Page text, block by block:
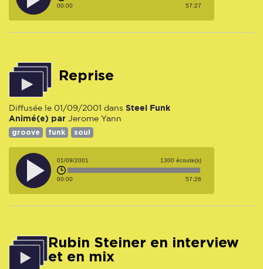
00:00 57:27
reprise
Diffusée le 01/09/2001 dans Steel Funk
Animé(e) par Jerome Yann
groove funk soul
01/09/2001 1300 écoute(s)
00:00 57:26
Rubin Steiner en interview
et en mix